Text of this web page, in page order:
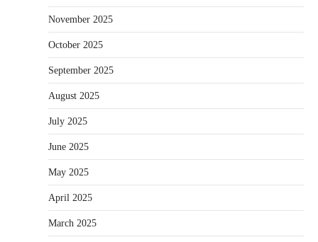
November 2025
October 2025
September 2025
August 2025
July 2025
June 2025
May 2025
April 2025
March 2025